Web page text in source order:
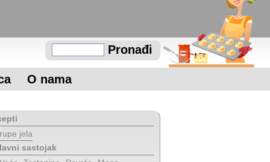
Pronađi
O nama
jela
sastojak